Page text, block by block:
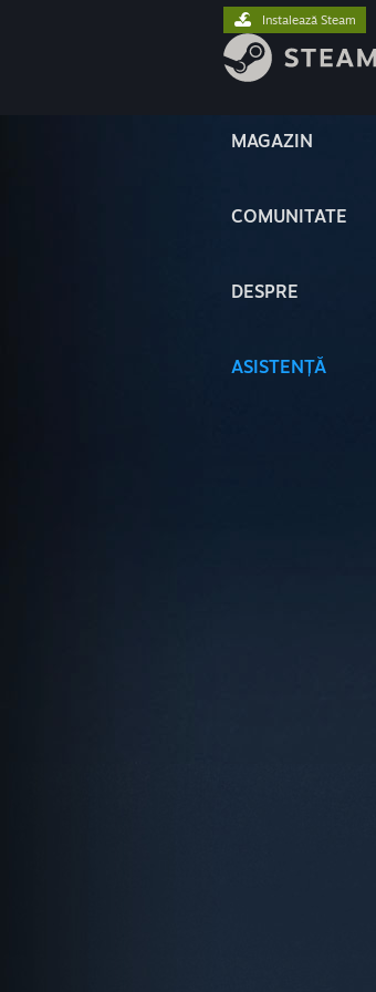
MAGAZIN
COMUNITATE
DESPRE
ASISTENȚĂ
Instalează Steam